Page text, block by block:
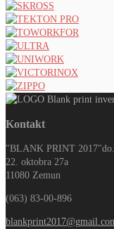
Kontakt
"BLANK PRINT
22. oktobra 27a
11080 Zemun
(063) 83-00-896